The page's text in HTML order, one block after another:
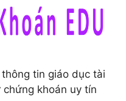
tin giáo dục tài
khoán uy tín